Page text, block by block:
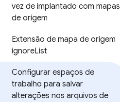
vez de implantado com mapas
de origem
Extensão de mapa de origem
ignoreList
Configurar espaços de
trabalho para salvar
alterações nos arquivos de